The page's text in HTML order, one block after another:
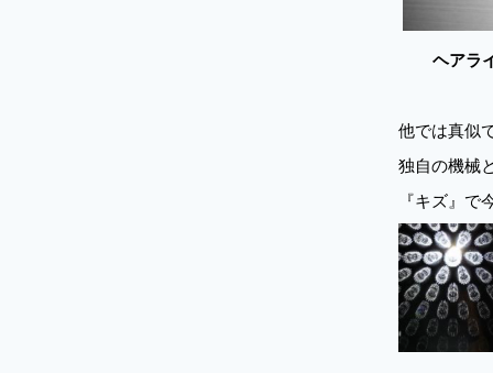
ヘアラ
他では真似
独自の機械
『キズ』